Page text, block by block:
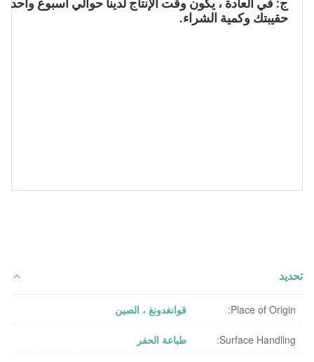
حقيبتك وكمية الشراء.
تحديد
Place of Origin: قوانغدونغ ، الصين
Surface Handling: طباعة الحفر